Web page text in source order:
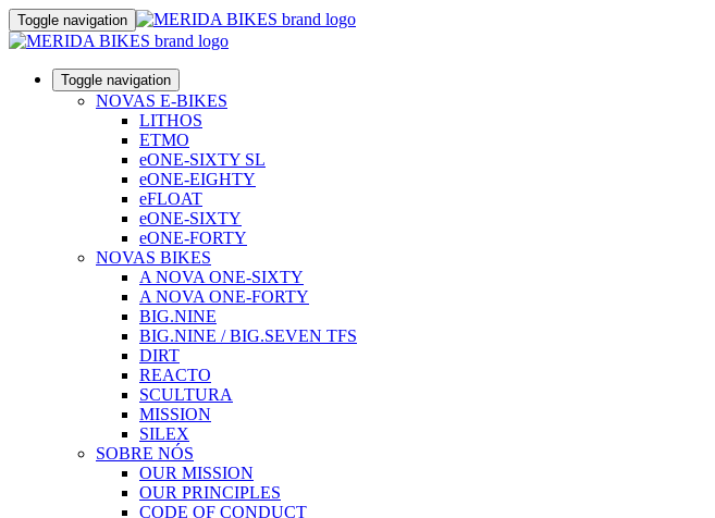
Toggle navigation
Toggle navigation
NOVAS E-BIKES
LITHOS
ETMO
eONE-SIXTY SL
eONE-EIGHTY
eFLOAT
eONE-SIXTY
eONE-FORTY
NOVAS BIKES
A NOVA ONE-SIXTY
A NOVA ONE-FORTY
BIG.NINE
BIG.NINE / BIG.SEVEN TFS
DIRT
REACTO
SCULTURA
MISSION
SILEX
SOBRE NÓS
OUR MISSION
OUR PRINCIPLES
CODE OF CONDUCT